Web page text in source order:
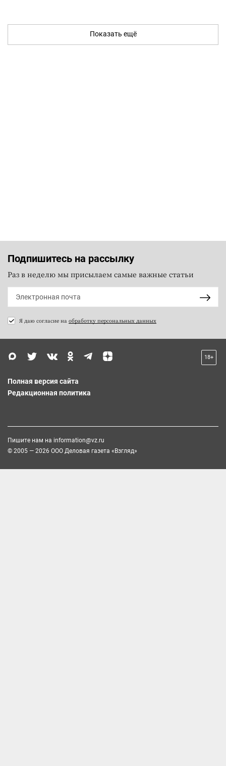
Показать ещё
Подпишитесь на рассылку
Раз в неделю мы присылаем самые важные статьи
Я даю согласие на обработку персональных данных
18+
Полная версия сайта
Редакционная политика
Пишите нам на information@vz.ru
© 2005 — 2026 ООО Деловая газета «Взгляд»